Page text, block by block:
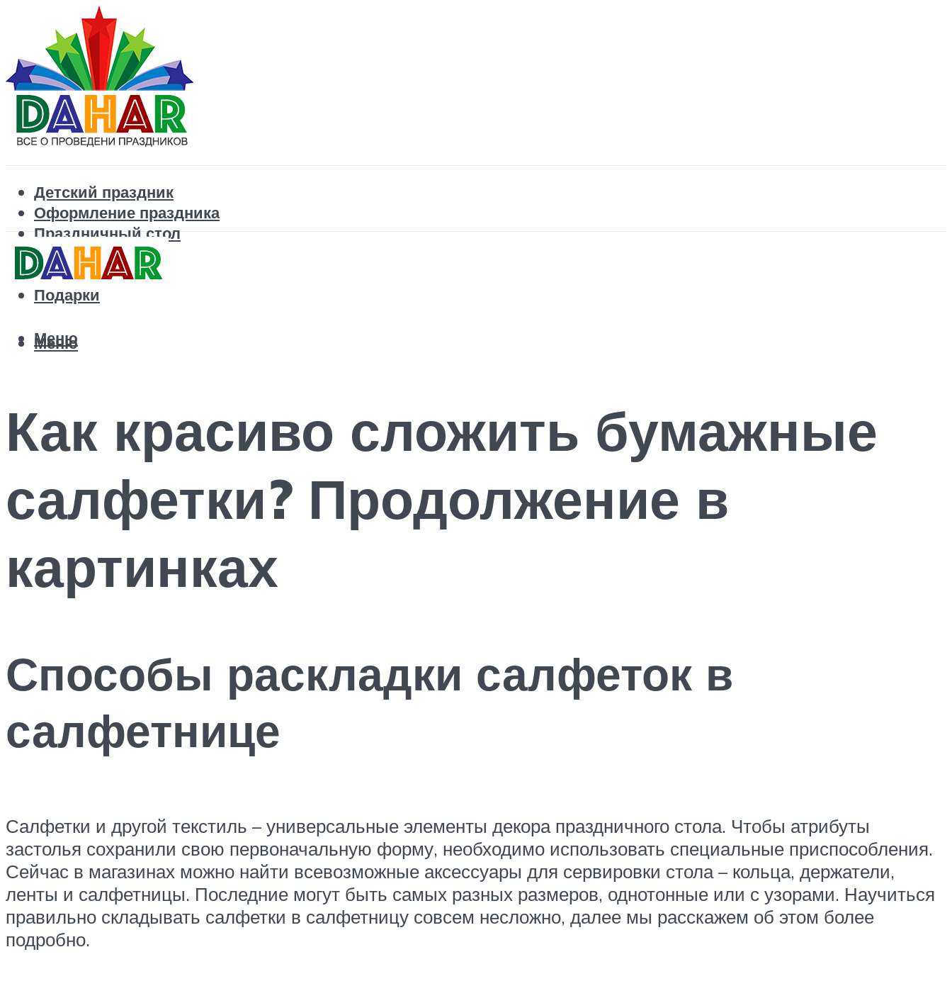
Детский праздник
Оформление праздника
Праздничный стол
Корпоратив
Поздравления
Подарки
Меню
Меню
Как красиво сложить бумажные
салфетки? Продолжение в
картинках
Способы раскладки салфеток в
салфетнице
Салфетки и другой текстиль – универсальные элементы декора праздничного стола. Чтобы атрибуты
застолья сохранили свою первоначальную форму, необходимо использовать специальные приспособления.
Сейчас в магазинах можно найти всевозможные аксессуары для сервировки стола – кольца, держатели,
ленты и салфетницы. Последние могут быть самых разных размеров, однотонные или с узорами. Научиться
правильно складывать салфетки в салфетницу совсем несложно, далее мы расскажем об этом более
подробно.